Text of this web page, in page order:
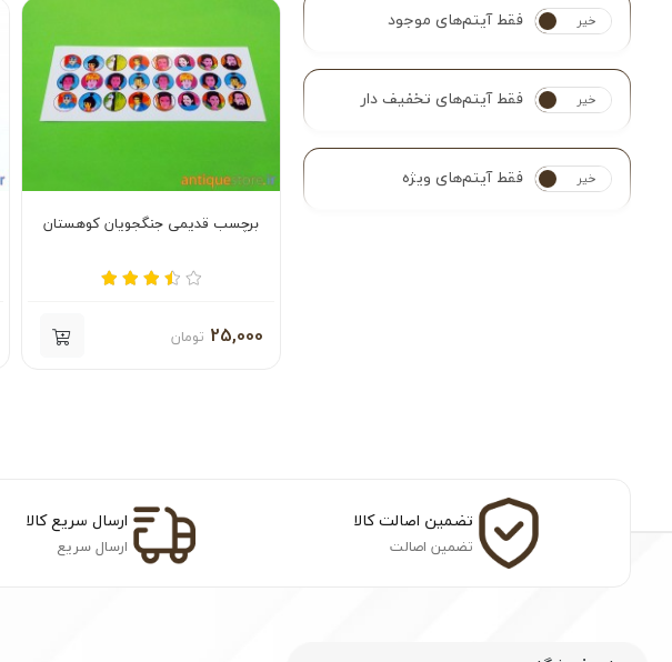
بله خیر فقط آیتم‌های موجود
بله خیر فقط آیتم‌های تخفیف دار
بله خیر فقط آیتم‌های ویژه
برچسب قدیمی جنگجویان کوهستان
25,000 تومان
تضمین اصالت کالا
تضمین اصالت
ارسال سریع کالا
ارسال سریع